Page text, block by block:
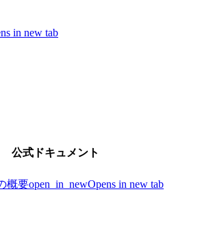
in new tab
公式ドキュメント
概要open_in_newOpens in new tab